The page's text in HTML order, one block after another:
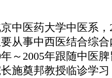
医药大学中医系，
从事中西医结合综
～2005年跟随中医
施奠邦教授临诊学习